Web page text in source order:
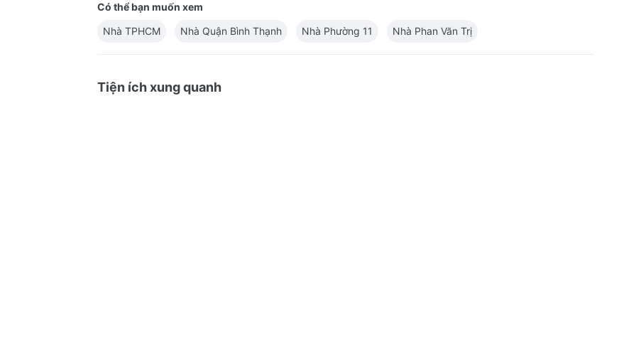
Có thể bạn muốn xem
Nhà TPHCM
Nhà Quận Bình Thạnh Nhà Phường 11 Nhà Phan Văn Trị
Tiện ích xung quanh